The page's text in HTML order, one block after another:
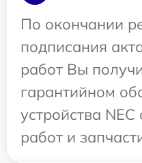
По окончании
подписания
работ Вы
гарантийном
устройства
работ и